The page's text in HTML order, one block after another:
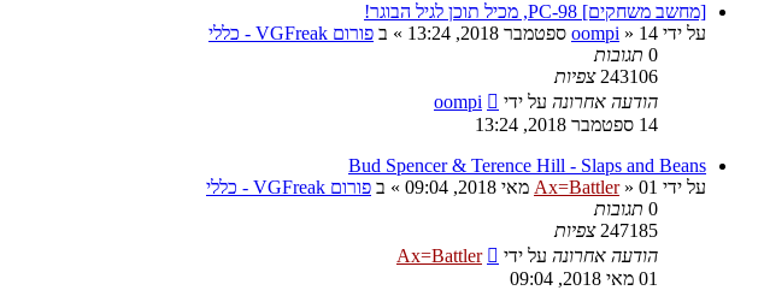
[מחשב משחקים] PC-98, מכיל תוכן לגיל הבוגר!
על ידי
oompi » 14 ספטמבר 2018, 13:24 » ב פורום VGFreak - כללי
0 תגובות
243106 צפיות
הודעה אחרונה על ידי
oompi
14 ספטמבר 2018, 13:24
Bud Spencer & Terence Hill - Slaps and Beans
על ידי
Ax=Battler» 01 מאי 2018, 09:04 » ב פורום VGFreak - כללי
0 תגובות
247185 צפיות
הודעה אחרונה על ידי
Ax=Battler
01 מאי 2018, 09:04